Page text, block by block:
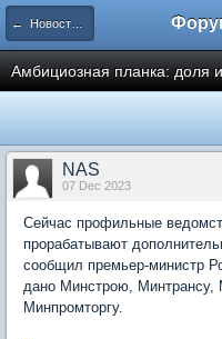
← Новости рынка недвижимости
Амбициозная планка: доля
NAS
07 Dec 2023
Сейчас профильные
прорабатывают
сообщил премьер-министр
дано Минстрою, Минтрансу,
Минпромторгу.